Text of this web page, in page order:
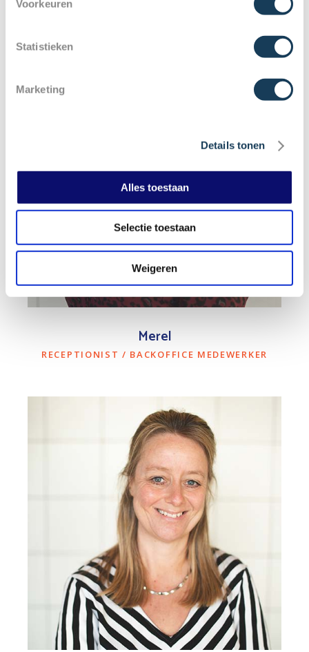
Voorkeuren
Statistieken
Marketing
Details tonen
Alles toestaan
Selectie toestaan
Weigeren
Merel
RECEPTIONIST / BACKOFFICE MEDEWERKER